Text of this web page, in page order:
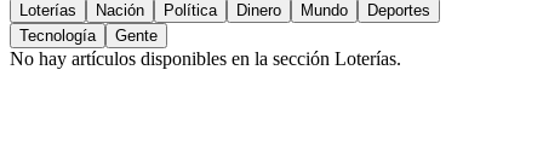
Loterías Nación Política Dinero Mundo
Deportes
Tecnología
Gente
No hay artículos disponibles en la sección Loterías.